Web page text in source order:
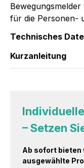
für die Personen-
Technisches
Kurzanleitung
– Setzen
Ab sofort bieten
ausgewählte